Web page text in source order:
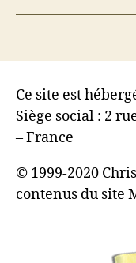
Ce site est
Siège social : 2
– France
© 1999-2020
contenus du site